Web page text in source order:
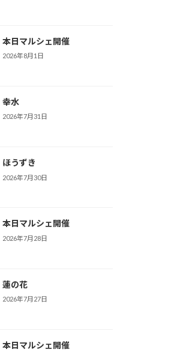
本日マルシェ開催
2026年8月1日
幸水
2026年7月31日
ほうずき
2026年7月30日
本日マルシェ開催
2026年7月28日
蓮の花
2026年7月27日
本日マルシェ開催